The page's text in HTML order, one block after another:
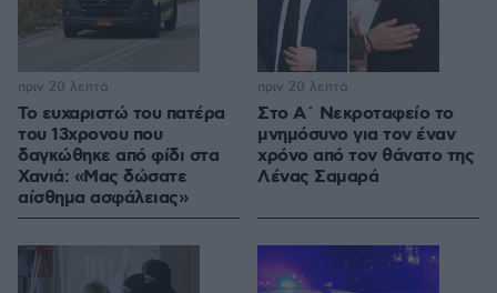
Το ευχαριστώ του πατέρα
του 13χρονου που
δαγκώθηκε από φίδι στα
Χανιά: «Μας δώσατε
αίσθημα ασφάλειας»
πριν 20 λεπτά
Στο Α΄ Νεκροταφείο το
μνημόσυνο για τον έναν
χρόνο από τον θάνατο της
Λένας Σαμαρά
πριν 20 λεπτά